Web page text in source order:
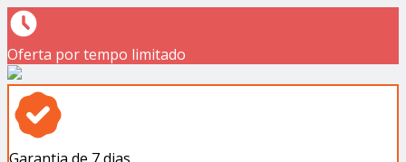
Oferta por tempo limitado